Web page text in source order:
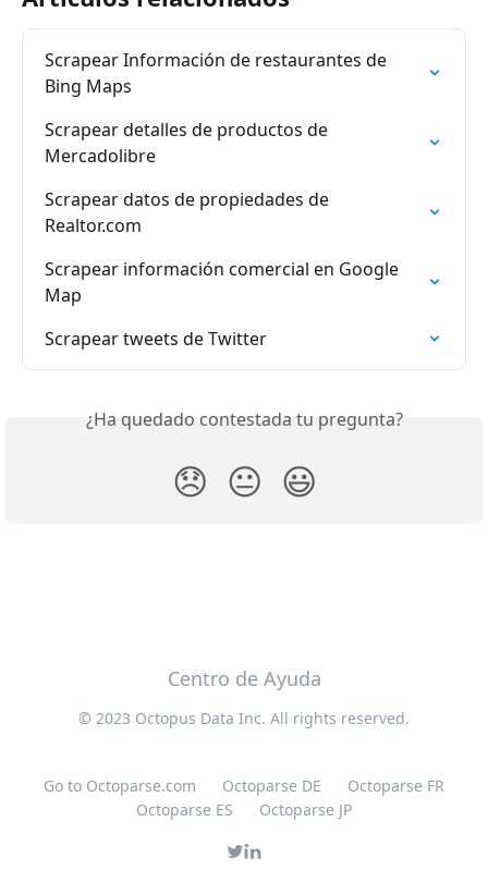
Scrapear Información de restaurantes de
Bing Maps
Scrapear detalles de productos de
Mercadolibre
Scrapear datos de propiedades de
Realtor.com
Scrapear información comercial en Google
Map
Scrapear tweets de Twitter
¿Ha quedado contestada tu pregunta?
😞 😐 😃
Centro de Ayuda
© 2023 Octopus Data Inc. All rights reserved.
Go to Octoparse.com Octoparse DE
Octoparse FR
Octoparse ES
Octoparse JP